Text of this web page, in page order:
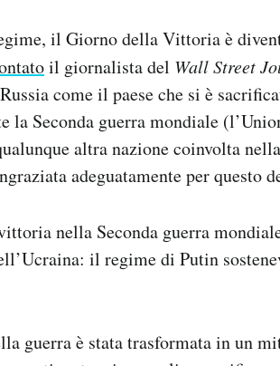
il Giorno della Vittoria è
il giornalista del Wall Street
come il paese che si è
la Seconda guerra mondiale
altra nazione coinvolta
adeguatamente per questo
nella Seconda guerra
il regime di Putin
guerra è stata trasformata in un